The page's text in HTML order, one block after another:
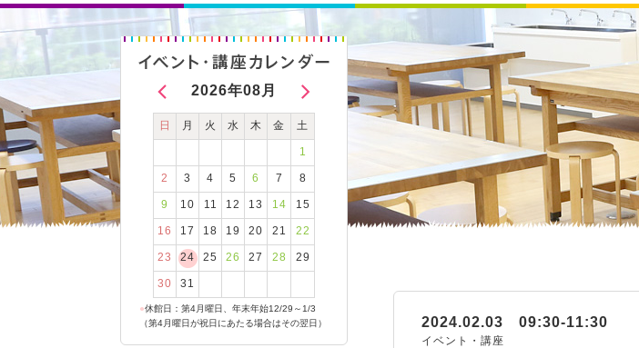
2024.02.03 09:30-11:30
イベント・講座
2026年08月
日 月 火 水 木 金 土
1
2 3 4 5 6 7 8
9 10 11 12 13 14 15
16 17 18 19 20 21 22
23 24 25 26 27 28 29
30 31
●休館日：第4月曜日、年末年始12/29～1/3
（第4月曜日が祝日にあたる場合はその翌日）